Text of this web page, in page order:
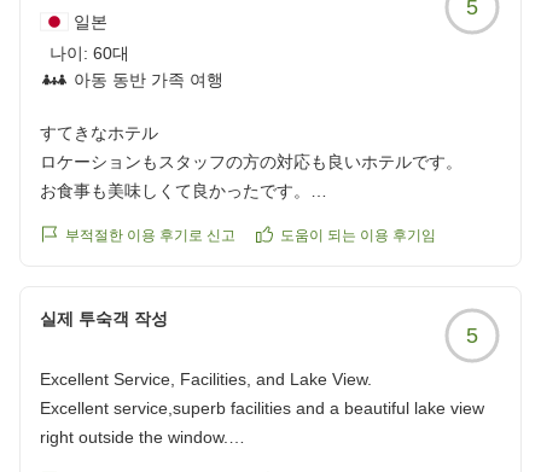
일본
나이: 60대
아동 동반 가족 여행
5
すてきなホテル
ロケーションもスタッフの方の対応も良いホテルです。
お食事も美味しくて良かったです。
부적절한 이용 후기로 신고 도움이 되는 이용 후기임
실제 투숙객 작성
5
Excellent Service, Facilities, and Lake View.
Excellent service,superb facilities and a beautiful lake view
right outside the window.